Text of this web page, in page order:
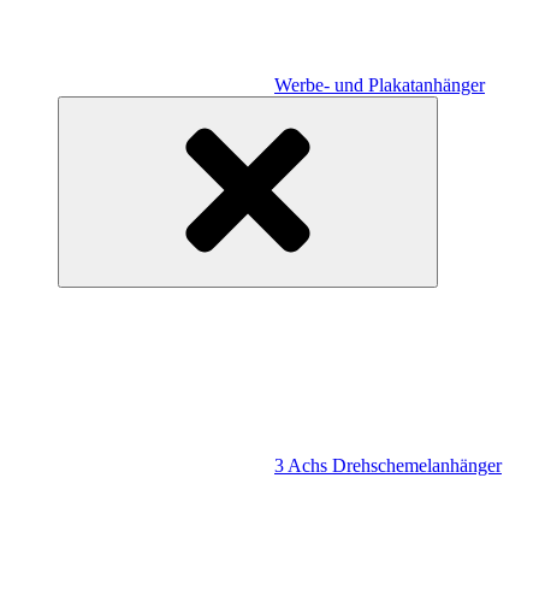
Werbe- und Plakatanhänger
3 Achs Drehschemelanhänger